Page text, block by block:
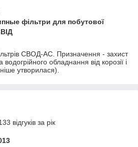
фільтри для побутової
СВОД-АС. Призначення - захист
обладнання від корозії і
утворилася).
відгуків за рік